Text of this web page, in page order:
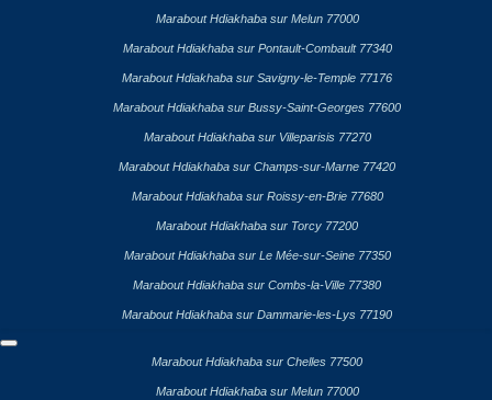
Marabout Hdiakhaba sur Melun 77000
Marabout Hdiakhaba sur Pontault-Combault 77340
Marabout Hdiakhaba sur Savigny-le-Temple 77176
Marabout Hdiakhaba sur Bussy-Saint-Georges 77600
Marabout Hdiakhaba sur Villeparisis 77270
Marabout Hdiakhaba sur Champs-sur-Marne 77420
Marabout Hdiakhaba sur Roissy-en-Brie 77680
Marabout Hdiakhaba sur Torcy 77200
Marabout Hdiakhaba sur Le Mée-sur-Seine 77350
Marabout Hdiakhaba sur Combs-la-Ville 77380
Marabout Hdiakhaba sur Dammarie-les-Lys 77190
Marabout Hdiakhaba sur Chelles 77500
Marabout Hdiakhaba sur Melun 77000